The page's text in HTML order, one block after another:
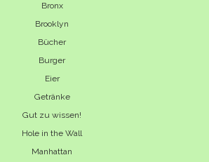
Bronx
Brooklyn
Bücher
Burger
Eier
Getränke
Gut zu wissen!
Hole in the Wall
Manhattan